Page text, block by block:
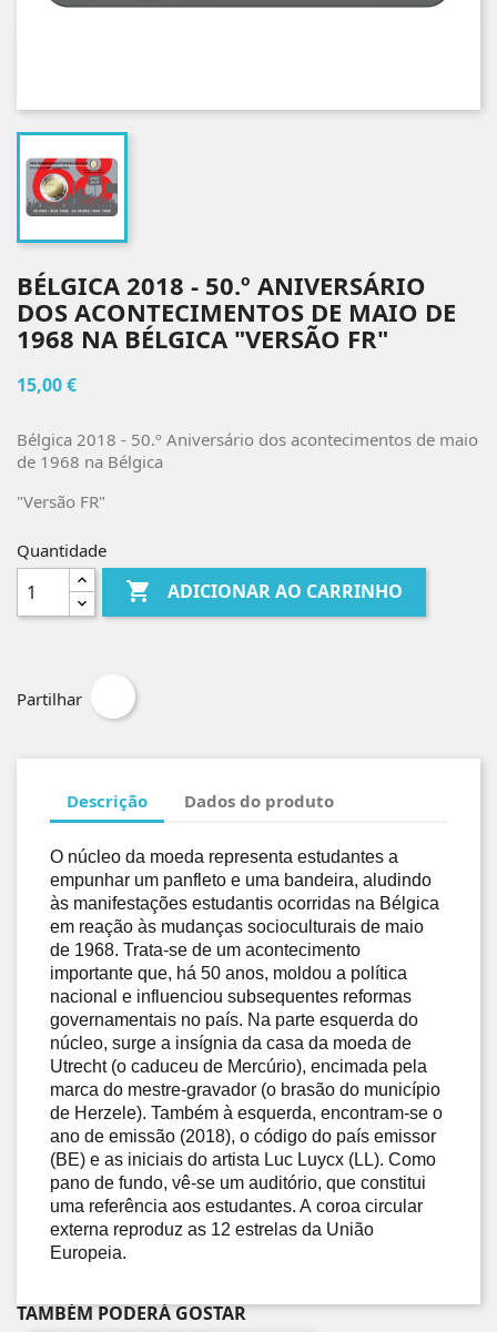
BÉLGICA 2018 - 50.º ANIVERSÁRIO
DOS ACONTECIMENTOS DE MAIO DE
1968 NA BÉLGICA "VERSÃO FR"
15,00 €
Bélgica 2018 - 50.º Aniversário dos acontecimentos de maio
de 1968 na Bélgica
"Versão FR"
Quantidade
 ADICIONAR AO CARRINHO
Partilhar
Descrição Dados do produto
O núcleo da moeda representa estudantes a
empunhar um panfleto e uma bandeira, aludindo
às manifestações estudantis ocorridas na Bélgica
em reação às mudanças socioculturais de maio
de 1968. Trata‑se de um acontecimento
importante que, há 50 anos, moldou a política
nacional e influenciou subsequentes reformas
governamentais no país. Na parte esquerda do
núcleo, surge a insígnia da casa da moeda de
Utrecht (o caduceu de Mercúrio), encimada pela
marca do mestre‑gravador (o brasão do município
de Herzele). Também à esquerda, encontram-se o
ano de emissão (2018), o código do país emissor
(BE) e as iniciais do artista Luc Luycx (LL). Como
pano de fundo, vê-se um auditório, que constitui
uma referência aos estudantes. A coroa circular
externa reproduz as 12 estrelas da União
Europeia.
TAMBÉM PODERÁ GOSTAR